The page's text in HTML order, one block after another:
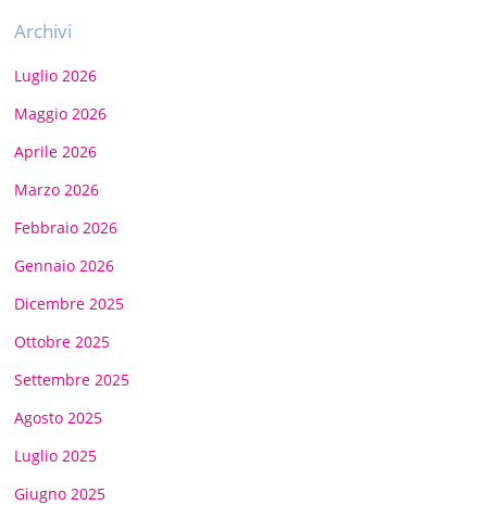
Archivi
Luglio 2026
Maggio 2026
Aprile 2026
Marzo 2026
Febbraio 2026
Gennaio 2026
Dicembre 2025
Ottobre 2025
Settembre 2025
Agosto 2025
Luglio 2025
Giugno 2025